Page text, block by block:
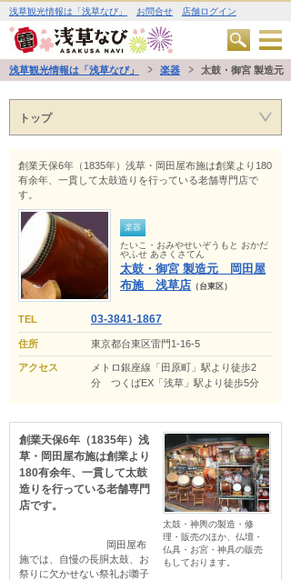
浅草観光情報は「浅草なび」 お問合せ 店舗ログイン
浅草観光情報は「浅草なび」 楽器 太鼓・御宮 製造
トップ
創業天保6年（1835年）浅草・岡田屋布施は創業より180
有余年、一貫して太鼓造りを行っている老舗専門店で
す。
楽器
たいこ・おみやせいぞうもと おかだ
やふせ あさくさてん
太鼓・御宮 製造元 岡田屋
布施 浅草店 （台東区）
TEL 03-3841-1867
住所 東京都台東区雷門1-16-5
アクセス
メトロ銀座線「田原町」駅より徒歩2
分 つくばEX「浅草」駅より徒歩5分
太鼓・神輿の製造・修
理・販売のほか、仏壇・
仏具・お宮・神具の販売
もしております。
創業天保6年（1835年）浅
草・岡田屋布施は創業より
180有余年、一貫して太鼓
造りを行っている老舗専門
店です。
施では、自慢の長胴太鼓、お
祭りに欠かせない祭礼お囃子